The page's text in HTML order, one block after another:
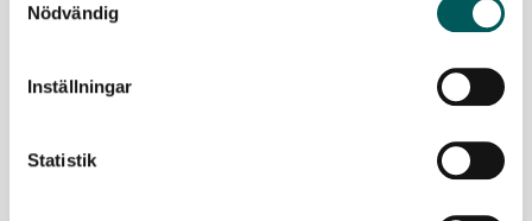
Nödvändig
Inställningar
Statistik
En pionjär för mer hållbar biogödsel
Biogödsel är temat i nya numret av Avfall och Miljö. Läs
bland annat om Wrams Gunnarstorps gård, där nya
LÄS MER